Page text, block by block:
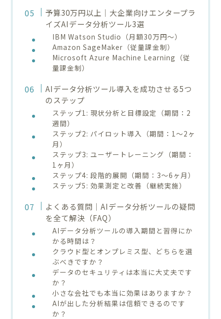
予算30万円以上｜大企業向けエンタープラ
イズAIデータ分析ツール3選
IBM Watson Studio（月額30万円～）
Amazon SageMaker（従量課金制）
Microsoft Azure Machine Learning（従
量課金制）
AIデータ分析ツール導入を成功させる5つ
のステップ
ステップ1: 現状分析と目標設定（期間：2
週間）
ステップ2: パイロット導入（期間：1～2ヶ
月）
ステップ3: ユーザートレーニング（期間：
1ヶ月）
ステップ4: 段階的展開（期間：3～6ヶ月）
ステップ5: 効果測定と改善（継続実施）
よくある質問｜AIデータ分析ツールの疑問
を全て解決（FAQ）
AIデータ分析ツールの導入期間と習得にか
かる時間は？
クラウド型とオンプレミス型、どちらを選
ぶべきですか？
データのセキュリティは本当に大丈夫です
か？
小さな会社でも本当に効果はありますか？
AIが出した分析結果は信頼できるのです
か？